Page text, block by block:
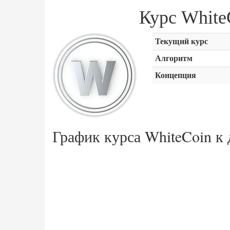
Курс
Текущий курс
Алгоритм
Концепция
График курса WhiteCoin к